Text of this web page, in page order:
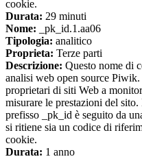
cookie.
Durata: 29 minuti
Nome: _pk_id.1.aa06
Tipologia: analitico
Proprieta: Terze parti
Descrizione: Questo nome di
analisi web open source
proprietari di siti Web a
misurare le prestazioni del
prefisso _pk_id è seguito da
si ritiene sia un codice di
cookie.
Durata: 1 anno